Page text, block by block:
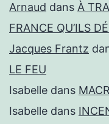
Arnaud dans À
FRANCE QU’ILS
Jacques Frantz
LE FEU
Isabelle dans
Isabelle dans